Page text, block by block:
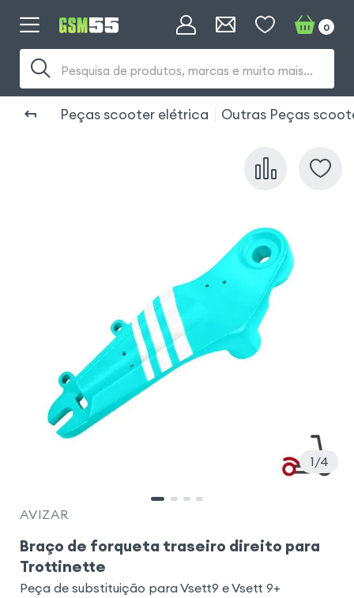
Pesquisa de produtos, marcas e muito mais...
0
Peças scooter elétrica Outras Peças
1 4
AVIZAR
Braço de forqueta traseiro direito para
Trottinette
Peça de substituição para Vsett9 e Vsett 9+